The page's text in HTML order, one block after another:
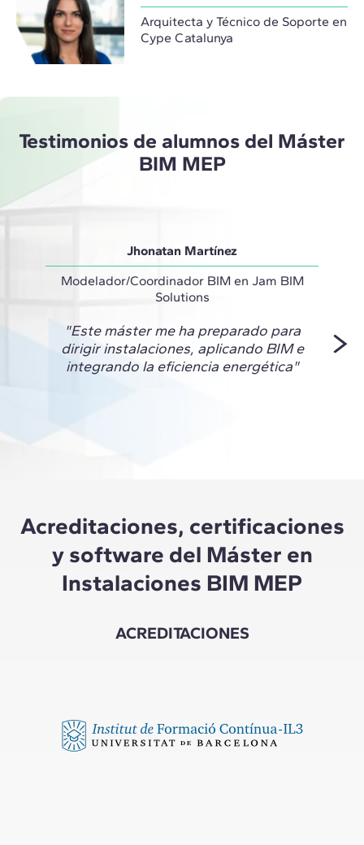
Arquitecta y Técnico de Soporte en
Cype Catalunya
Testimonios de alumnos del Máster
BIM MEP
Jhonatan Martínez
Modelador/Coordinador BIM en Jam BIM
Solutions
"Este máster me ha preparado para
dirigir instalaciones, aplicando BIM e
integrando la eficiencia energética"
Acreditaciones, certificaciones
y software del Máster en
Instalaciones BIM MEP
ACREDITACIONES